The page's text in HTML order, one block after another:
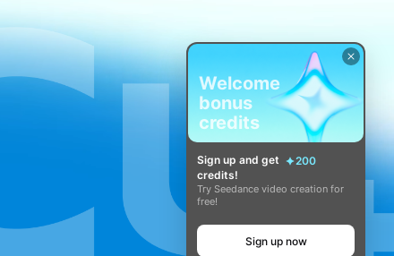
Welcome
bonus
credits
Sign up and get
200
credits!
Try Seedance video creation for
free!
Sign up now